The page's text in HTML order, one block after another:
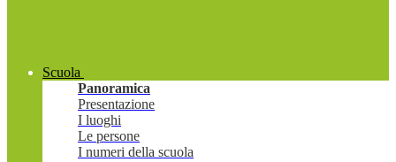
Scuola
Panoramica
Presentazione
I luoghi
Le persone
I numeri della scuola